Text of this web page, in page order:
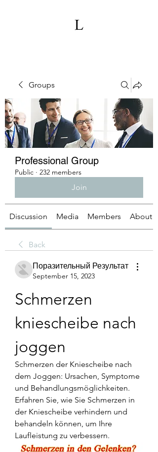
Groups
Professional Group
Public · 232 members
Join
Discussion Media Members About
Back
Поразительный Результат
September 15, 2023
Schmerzen
kniescheibe nach
joggen
Schmerzen der Kniescheibe nach
dem Joggen: Ursachen, Symptome
und Behandlungsmöglichkeiten.
Erfahren Sie, wie Sie Schmerzen in
der Kniescheibe verhindern und
behandeln können, um Ihre
Laufleistung zu verbessern.